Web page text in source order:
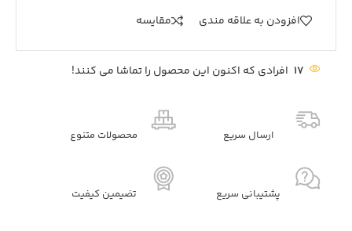
افزودن به علاقه مندی مقايسه
17 افرادی که اکنون این محصول را تماشا می کنند!
ارسال سریع محصولات متنوع
پشتیبانی سریع تضیمین کیفیت